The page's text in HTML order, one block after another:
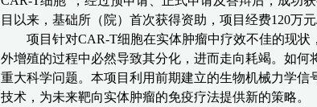
目以来， 基础所（院）首次获得资助，项目经费120万元
项目针对CAR-T细胞在实体肿瘤中疗效不佳的现状
外增殖的过程中必然导致其分化，进而走向耗竭。如
重大科学问题。本项目利用前期建立的生物机械力学信
技术，为未来靶向实体肿瘤的免疫疗法提供新的策略。